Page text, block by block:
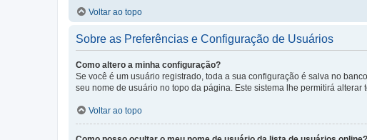
Voltar ao topo
Sobre as Preferências e Configuração de Usuários
Como altero a minha configuração?
Se você é um usuário registrado, toda a sua configuração é salva no
seu nome de usuário no topo da página. Este sistema lhe permitirá
Voltar ao topo